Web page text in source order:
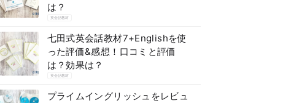
は？
英会話教材
七田式英会話教材7+Englishを使
った評価&感想！口コミと評価
は？効果は？
英会話教材
プライムイングリッシュをレビュ